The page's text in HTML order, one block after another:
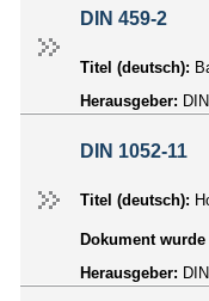
DIN 459-2
Titel (deutsch):
Herausgeber:
DIN 1052-11
Titel (deutsch):
Dokument
Herausgeber: